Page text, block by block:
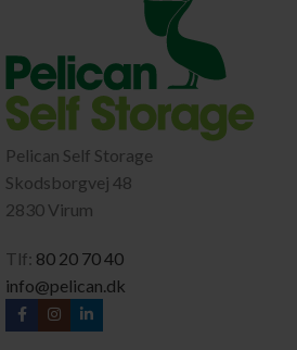
Pelican Self Storage
Skodsborgvej 48
2830 Virum
Tlf: 80 20 70 40
info@pelican.dk